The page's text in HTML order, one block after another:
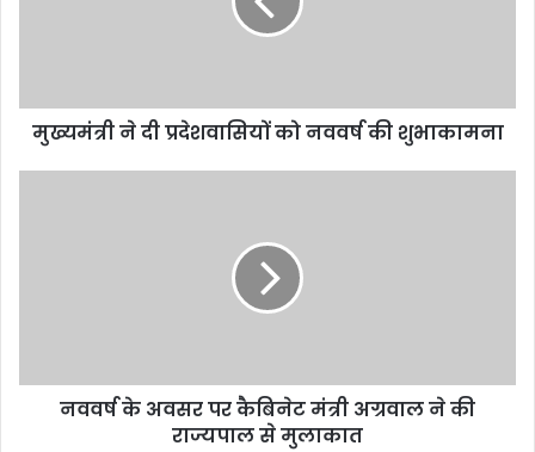
मुख्यमंत्री ने दी प्रदेशवासियों को नववर्ष की शुभाकामना
नववर्ष के अवसर पर कैबिनेट मंत्री अग्रवाल ने की
राज्यपाल से मुलाकात